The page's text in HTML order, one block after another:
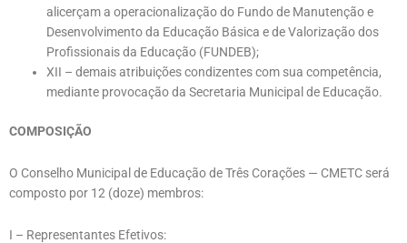
alicerçam a operacionalização do Fundo de Manutenção e
Desenvolvimento da Educação Básica e de Valorização dos
Profissionais da Educação (FUNDEB);
XII – demais atribuições condizentes com sua competência,
mediante provocação da Secretaria Municipal de Educação.
COMPOSIÇÃO
O Conselho Municipal de Educação de Três Corações — CMETC será
composto por 12 (doze) membros:
I – Representantes Efetivos: